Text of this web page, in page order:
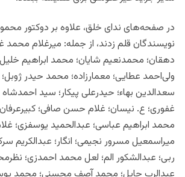
در صفحه‌های ندای خلق، علاوه بر دوکتور
نویسندگان قلم زدند، از جمله: میرغلام محمد
دهقان؛ محمد‌نعیم شایان؛ محمد ابراهیم
ولی‌احمد عطایی؛ معمارزاده؛ محمد حیدر
سعدالدین بهاء؛ حیدرعلی پیکار؛ سید
غفوری؛ ع. نیسان؛ غلام حسن صافی؛
محمد ابراهیم عباسی؛ عبدالحمید یوسفزی؛
میراسمعیل مسرور نجیمی؛ انگار؛ عبدالکریم
ربی؛ عبدالشکور الم؛ لعل محمد احمدزی؛